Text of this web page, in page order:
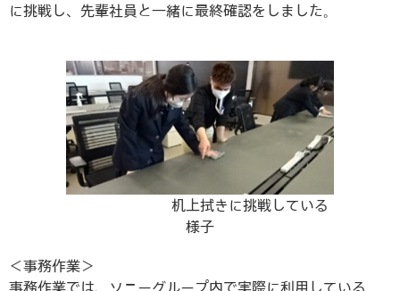
に挑戦し、先輩社員と一緒に最終確認をしました。
机上拭きに挑戦している
様子
＜事務作業＞